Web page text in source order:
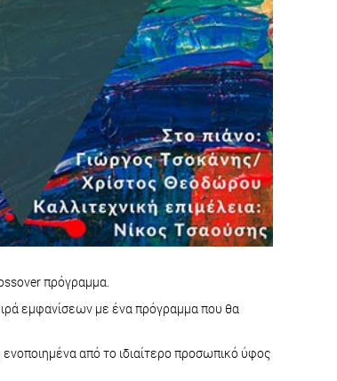
πρόγραμμα.
εμφανίσεων με ένα πρόγραμμα που θα
από το ιδιαίτερο προσωπικό ύφος